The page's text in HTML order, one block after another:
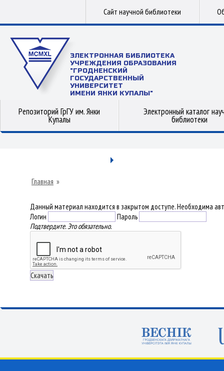
Сайт научной библиотеки
ЭЛЕКТРОННАЯ БИБЛИОТЕКА
УЧРЕЖДЕНИЯ ОБРАЗОВАНИЯ
"ГРОДНЕНСКИЙ
ГОСУДАРСТВЕННЫЙ
УНИВЕРСИТЕТ
ИМЕНИ ЯНКИ КУПАЛЫ"
Репозиторий ГрГУ им. Янки
Купалы
Электронный каталог
библиотеки
Главная »
Данный материал находится в закрытом доступе. Необходима
Логин
Пароль
Подтвердите. Это обязательно.